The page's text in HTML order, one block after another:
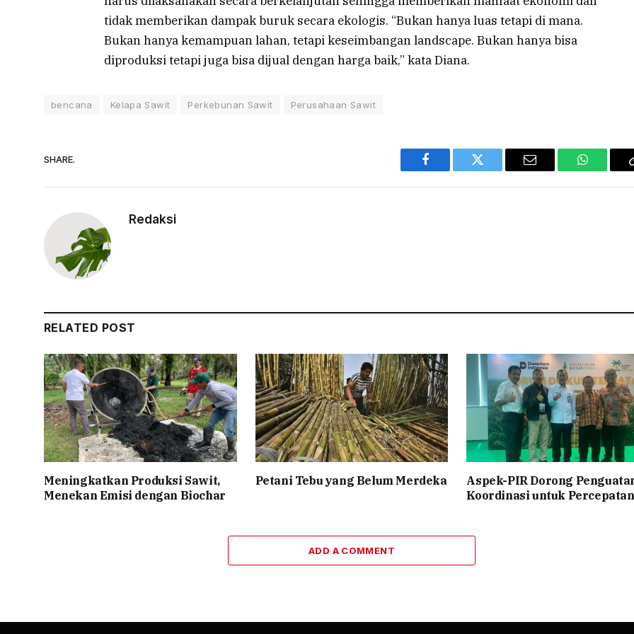
tidak memberikan dampak buruk secara ekologis. “Bukan hanya luas tetapi di mana.
Bukan hanya kemampuan lahan, tetapi keseimbangan landscape. Bukan hanya bisa
diproduksi tetapi juga bisa dijual dengan harga baik,” kata Diana.
bencana Kelapa Sawit Perkebunan Sawit Perusahaan Sawit
SHARE.
Facebook Twitter Email
Redaksi
RELATED POST
Meningkatkan Produksi Sawit,
Menekan Emisi dengan Biochar
Petani Tebu yang Belum Merdeka
Aspek-PIR Dorong
Koordinasi untuk Percepatan
ADD A COMMENT